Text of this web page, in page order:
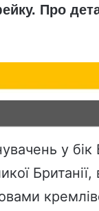
Про
у бік